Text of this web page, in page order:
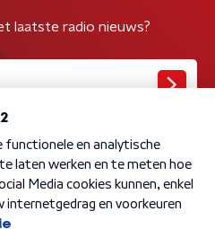
laatste radio nieuws?